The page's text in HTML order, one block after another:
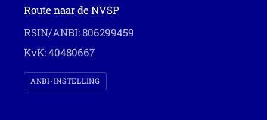
Route naar de NVSP
RSIN/ANBI: 806299459
KvK: 40480667
ANBI-INSTELLING